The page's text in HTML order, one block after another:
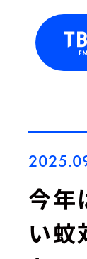
今年
い蚊